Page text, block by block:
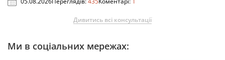
Дивитись всі консультації
Ми в соціальних мережах: